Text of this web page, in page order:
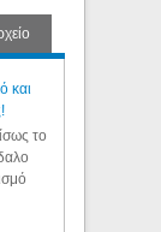
και
το